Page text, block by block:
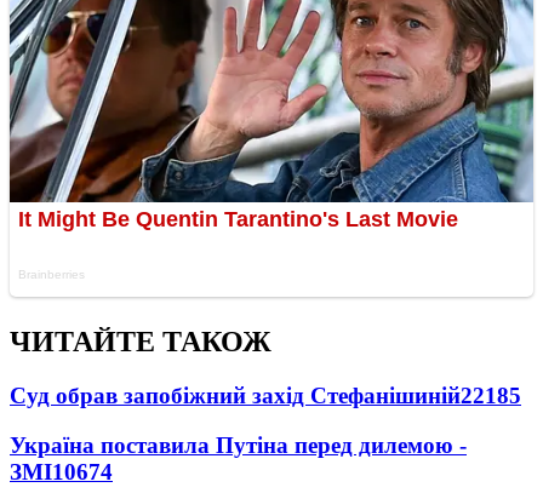
ЧИТАЙТЕ ТАКОЖ
Суд обрав запобіжний захід Стефанішиній22185
Україна поставила Путіна перед дилемою -
ЗМІ10674